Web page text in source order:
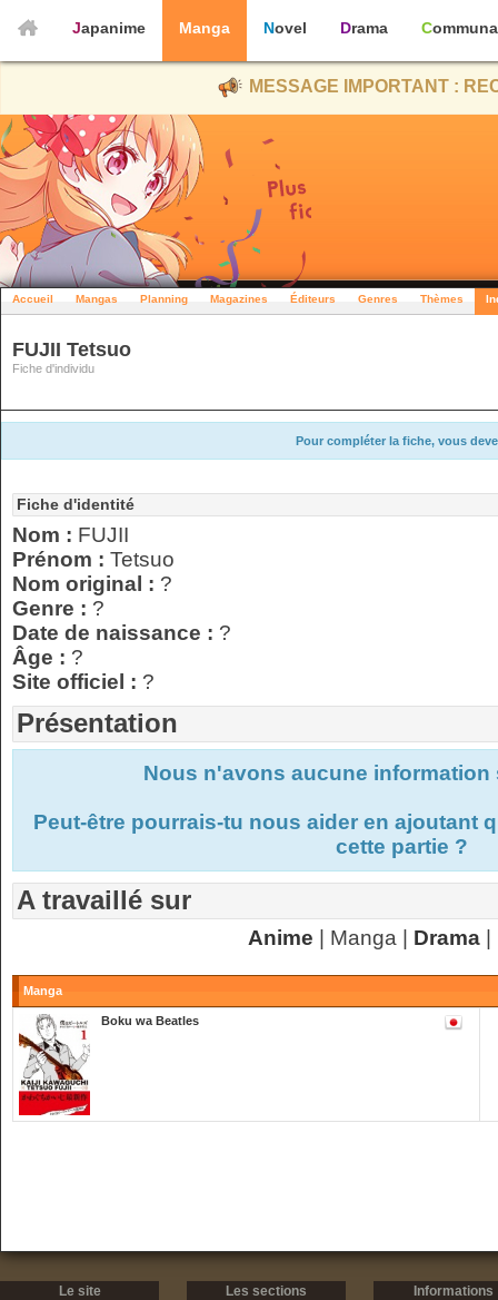
Japanime Manga Novel Drama
MESSAGE IMPORTANT :
Accueil Mangas Planning Magazines Éditeurs Genres Thèmes
FUJII Tetsuo
Fiche d'individu
Pour compléter la fiche, vous
Fiche d'identité
Nom : FUJII
Prénom : Tetsuo
Nom original : ?
Genre : ?
Date de naissance : ?
Âge : ?
Site officiel : ?
Présentation
Nous n'avons aucune
Peut-être pourrais-tu nous aider en ajoutant
cette partie ?
A travaillé sur
Anime | Manga | Drama|
Manga
Boku wa Beatles
Le site
Les sections
Informations